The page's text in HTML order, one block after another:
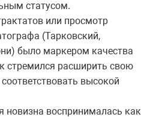
статусом.
или просмотр
(Тарковский,
было маркером качества
стремился расширить свою
высокой
новизна воспринималась как